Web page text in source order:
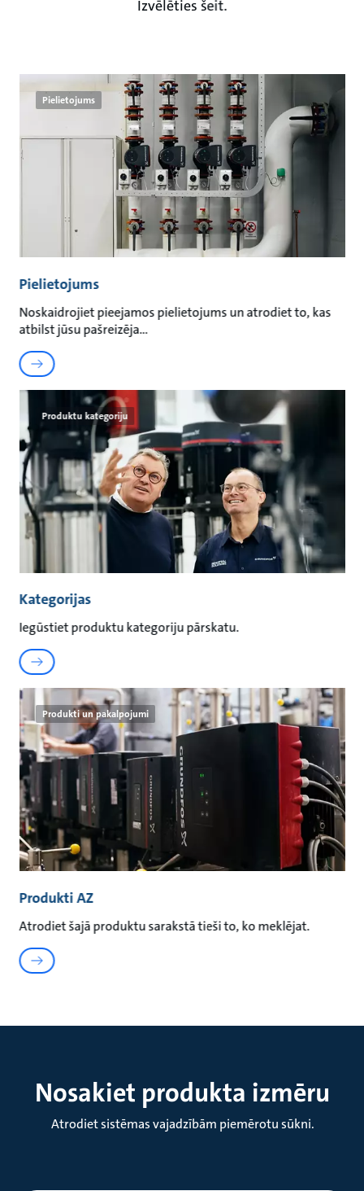
Izvēlēties šeit.
Pielietojums
Pielietojums
Noskaidrojiet pieejamos pielietojums un atrodiet to, kas
atbilst jūsu pašreizēja
Produktu kategoriju
Kategorijas
Iegūstiet produktu kategoriju pārskatu.
Produkti un pakalpojumi
Produkti AZ
Atrodiet šajā produktu sarakstā tieši to, ko meklējat.
Nosakiet produkta izmēru
Atrodiet sistēmas vajadzībām piemērotu sūkni.